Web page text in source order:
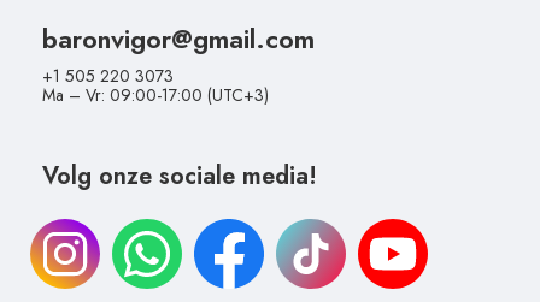
baronvigor@gmail.com
+1 505 220 3073
Ma – Vr: 09:00-17:00 (UTC+3)
Volg onze sociale media!